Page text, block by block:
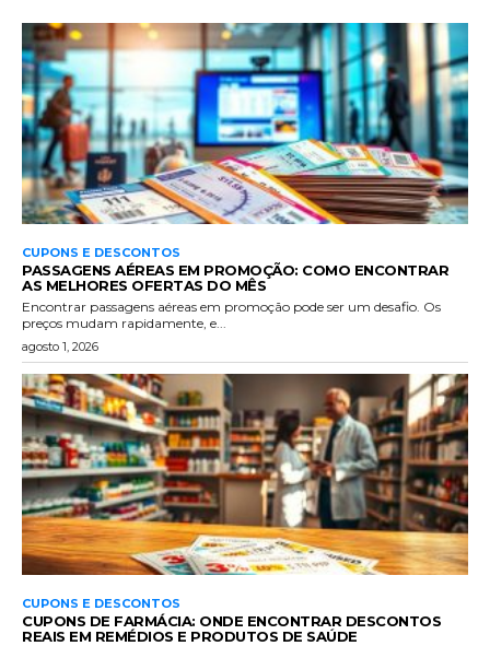
CUPONS E DESCONTOS
PASSAGENS AÉREAS EM PROMOÇÃO: COMO ENCONTRAR
AS MELHORES OFERTAS DO MÊS
Encontrar passagens aéreas em promoção pode ser um desafio. Os
preços mudam rapidamente, e...
agosto 1, 2026
CUPONS E DESCONTOS
CUPONS DE FARMÁCIA: ONDE ENCONTRAR DESCONTOS
REAIS EM REMÉDIOS E PRODUTOS DE SAÚDE